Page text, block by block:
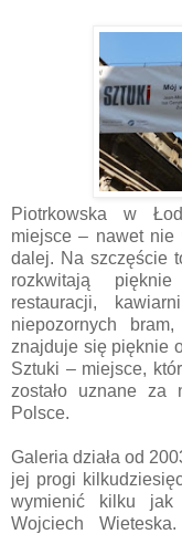
Piotrkowska w
miejsce – nawet nie
dalej. Na szczęście
rozkwitają
restauracji,
niepozornych
znajduje się pięknie
Sztuki – miejsce,
zostało uznane za
Polsce.
Galeria działa od
jej progi
wymienić kilku jak
Wojciech